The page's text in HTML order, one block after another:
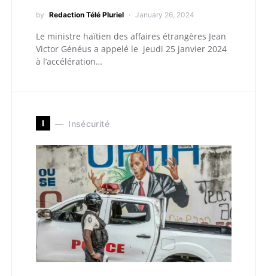
by Redaction Télé Pluriel January 26, 2024
Le ministre haïtien des affaires étrangères Jean
Victor Généus a appelé le jeudi 25 janvier 2024
à l’accélération…
I Insécurité